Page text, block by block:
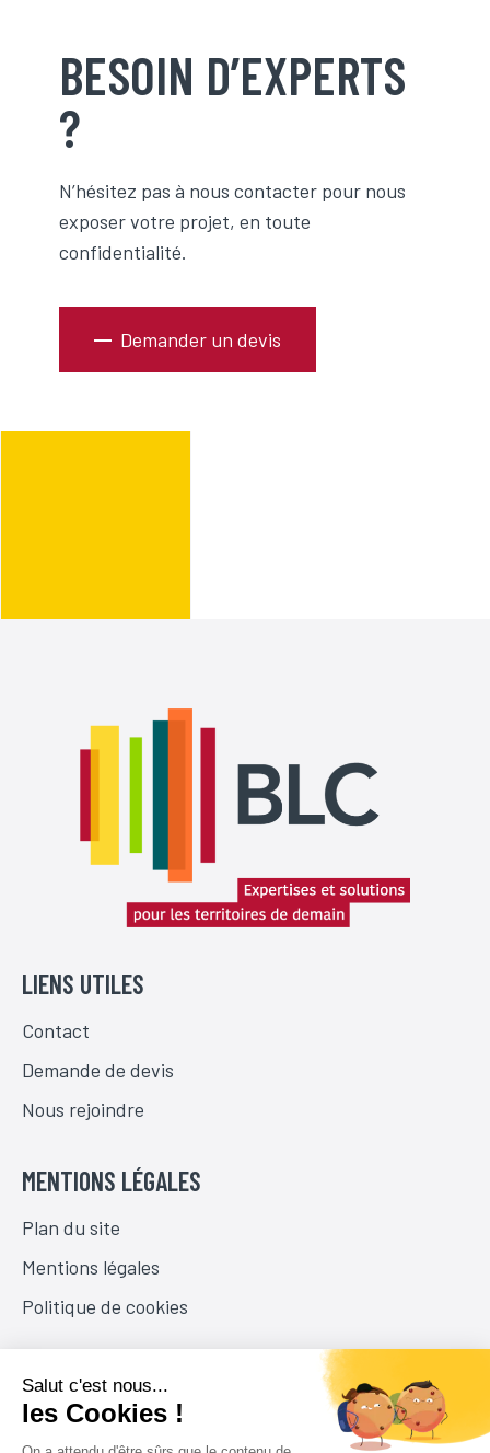
BESOIN D’EXPERTS
?
N’hésitez pas à nous contacter pour nous
exposer votre projet, en toute
confidentialité.
Demander un devis
LIENS UTILES
Contact
Demande de devis
Nous rejoindre
MENTIONS LÉGALES
Plan du site
Mentions légales
Politique de cookies
NOUS SUIVRE